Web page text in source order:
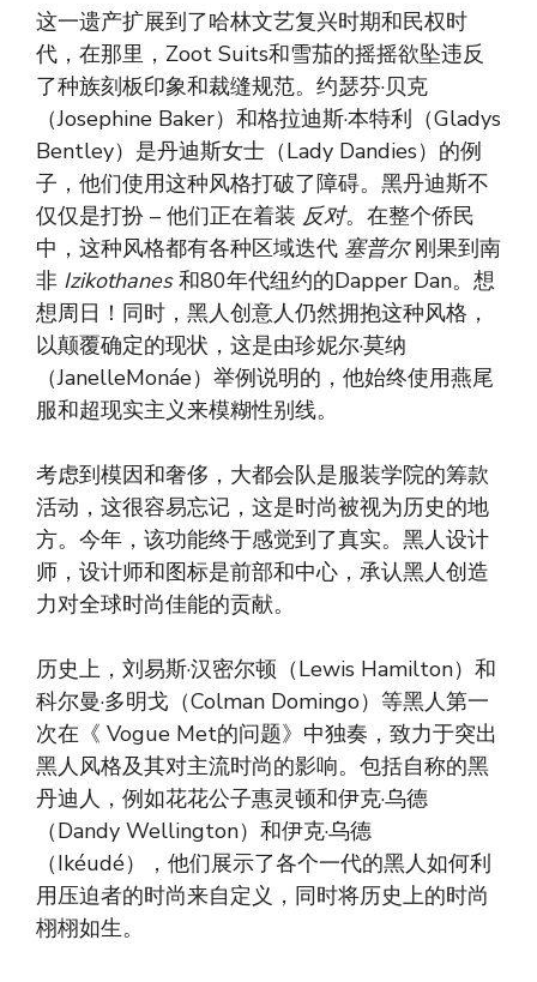
这一遗产扩展到了哈林文艺复兴时期和民权时
代，在那里，Zoot Suits和雪茄的摇摇欲坠违反
了种族刻板印象和裁缝规范。约瑟芬·贝克
（Josephine Baker）和格拉迪斯·本特利（Gladys
Bentley）是丹迪斯女士（Lady Dandies）的例
子，他们使用这种风格打破了障碍。黑丹迪斯不
仅仅是打扮 – 他们正在着装 反对。在整个侨民
中，这种风格都有各种区域迭代 塞普尔刚果到南
非 Izikothanes和80年代纽约的Dapper Dan。想
想周日！同时，黑人创意人仍然拥抱这种风格，
以颠覆确定的现状，这是由珍妮尔·莫纳
（JanelleMonáe）举例说明的，他始终使用燕尾
服和超现实主义来模糊性别线。
考虑到模因和奢侈，大都会队是服装学院的筹款
活动，这很容易忘记，这是时尚被视为历史的地
方。今年，该功能终于感觉到了真实。黑人设计
师，设计师和图标是前部和中心，承认黑人创造
力对全球时尚佳能的贡献。
历史上，刘易斯·汉密尔顿（Lewis Hamilton）和
科尔曼·多明戈（Colman Domingo）等黑人第一
次在《 Vogue Met的问题》中独奏，致力于突出
黑人风格及其对主流时尚的影响。包括自称的黑
丹迪人，例如花花公子惠灵顿和伊克·乌德
（Dandy Wellington）和伊克·乌德
（Ikéudé），他们展示了各个一代的黑人如何利
用压迫者的时尚来自定义，同时将历史上的时尚
栩栩如生。